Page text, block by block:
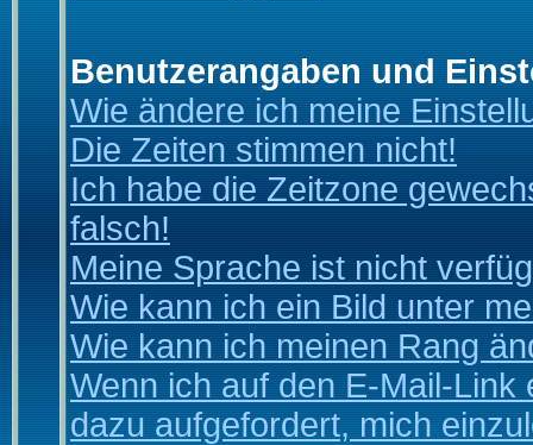
Benutzerangaben und
Wie ändere ich meine
Die Zeiten stimmen nicht!
Ich habe die Zeitzone
falsch!
Meine Sprache ist nicht
Wie kann ich ein Bild unter
Wie kann ich meinen Rang
Wenn ich auf den E-Mail-
dazu aufgefordert, mich